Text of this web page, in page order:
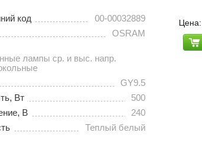
код
00-00032889
OSRAM
лампы ср. и выс. напр.
GY9.5
Вт
500
В
240
Теплый белый
Цена: